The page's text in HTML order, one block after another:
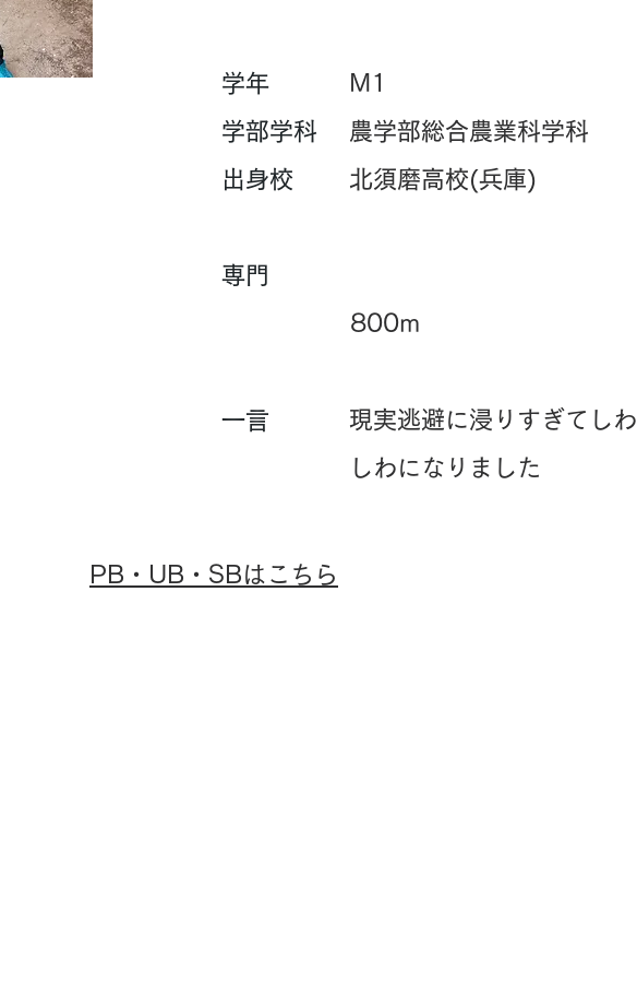
800m
学年
​学部学科
​出身校
M1
農学部総合農業科学科
北須磨高校(兵庫)
​一言
現実逃避に浸りすぎてしわ
しわになりました
専門
PB・UB・SBはこちら